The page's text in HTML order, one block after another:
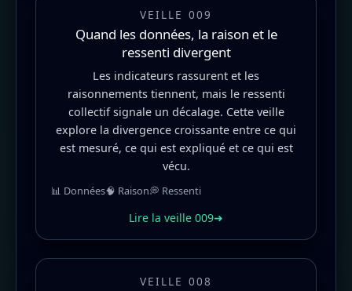
VEILLE 009
Quand les données, la raison et le
ressenti divergent
Les indicateurs rassurent et les
raisonnements tiennent, mais le ressenti
collectif signale un décalage. Cette veille
explore la divergence croissante entre ce qui
est mesuré, ce qui est expliqué et ce qui est
vécu.
📊 Données🧠 Raison💭 Ressenti
Lire la veille 009➜
VEILLE 008